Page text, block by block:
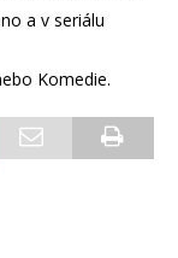
a v seriálu
Komedie.